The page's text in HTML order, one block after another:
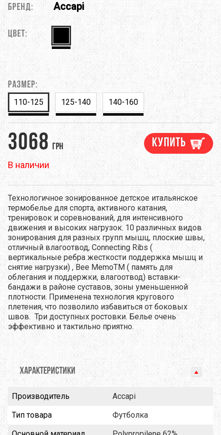
Бренд: Accapi
Цвет:
Размер:
110-125 125-140 140-160
3068 грн
В наличии
Купить
Технологичное зонированное детское итальянское
термобелье для спорта, активного катания,
тренировок и соревнований, для интенсивного
движения и высоких нагрузок. 10 различных видов
зонирования для разных групп мышц, плоские швы,
отличный влагоотвод, Connecting Ribs (
вертикальные ребра жесткости поддержка мышц и
снятие нагрузки) , Bee MemoTM ( память для
облегания и поддержки, влагоотвод) вставки-
бандажи в районе суставов, зоны уменьшенной
плотности. Применена технология кругового
плетения, что позволило избавиться от боковых
швов. Три доступных ростовки. Белье очень
эффективно и тактильно приятно.
ХАРАКТЕРИСТИКИ
Производитель
Accapi
Тип товара
Футболка